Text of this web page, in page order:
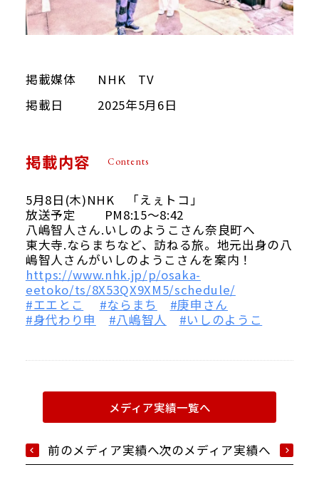
掲載媒体
NHK TV
掲載日
2025年5月6日
掲載内容 Contents
5月8日(木)NHK 「えぇトコ」
放送予定 PM8:15〜8:42
八嶋智人さん.いしのようこさん奈良町へ
東大寺.ならまちなど、訪ねる旅。地元出身の八
嶋智人さんがいしのようこさんを案内！
https://www.nhk.jp/p/osaka-
eetoko/ts/8X53QX9XM5/schedule/
#エエとこ
#ならまち
#庚申さん
#身代わり申
#八嶋智人 #いしのようこ
前のメディア実績へ
メディア実績一覧へ
次のメディア実績へ